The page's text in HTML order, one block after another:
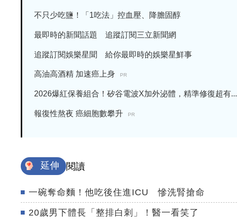
不只少吃鹽！「1吃法」控血壓、降膽固醇
最即時的新聞話題 追蹤訂閱三立新聞網
追蹤訂閱娛樂星聞 給你最即時的娛樂星鮮事
高油高酒精 加速癌上身 PR
2026爆紅保養組合！矽谷電波X加外泌體，精準修復超有...
報復性熬夜 癌細胞數攀升 PR
延伸 閱讀
一碗奪命麵！他吃後住進ICU 慘洗腎搶命
20歲男下體長「整排白刺」！醫一看笑了